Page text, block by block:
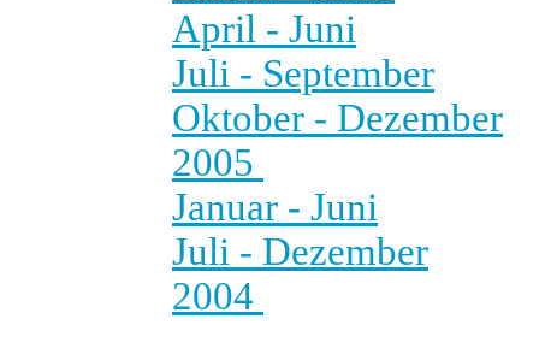
April - Juni
Juli - September
Oktober - Dezember
2005
Januar - Juni
Juli - Dezember
2004